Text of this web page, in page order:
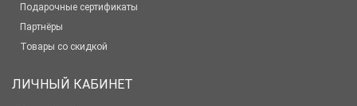
Подарочные сертификаты
Партнёры
Товары со скидкой
ЛИЧНЫЙ КАБИНЕТ